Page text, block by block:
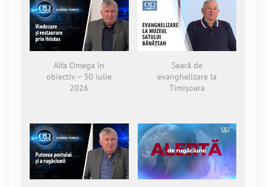
Alfa Omega în
obiectiv – 30 iulie
2026
Seară de
evanghelizare la
Timișoara